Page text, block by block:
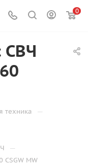
0
СВЧ
техника —
—
MW